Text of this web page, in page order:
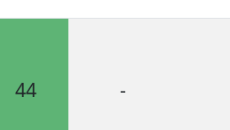
44 -